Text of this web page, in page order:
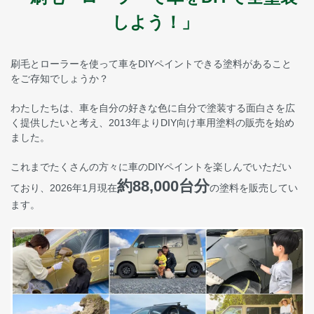
しよう！」
刷毛とローラーを使って車をDIYペイントできる塗料があること
をご存知でしょうか？
わたしたちは、車を自分の好きな色に自分で塗装する面白さを広
く提供したいと考え、2013年よりDIY向け車用塗料の販売を始め
ました。
これまでたくさんの方々に車のDIYペイントを楽しんでいただい
ており、2026年1月現在約88,000台分の塗料を販売してい
ます。